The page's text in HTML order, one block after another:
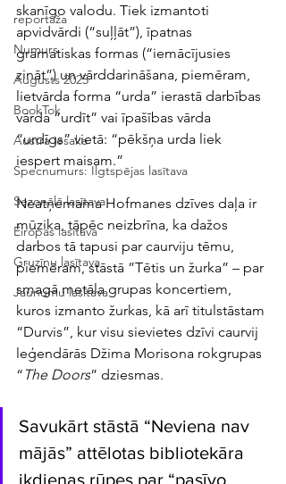
reportāža
Numurs
Augusts 2025
BookTok
Austra iesaka
Specnumurs: Ilgtspējas lasītava
Sezonālā lasītava
Eiropas lasītava
Gruzīnu lasītava
Jaunumu lasītava
skanīgo valodu. Tiek izmantoti
apvidvārdi (“suļļāt”), īpatnas
gramatiskas formas (“iemācījusies
zināt”) un vārddarināšana, piemēram,
lietvārda forma “urda” ierastā darbības
vārda “urdīt” vai īpašības vārda
“urdīgs” vietā: “pēkšņa urda liek
iespert maisam.”
Neatņemama Hofmanes dzīves daļa ir
mūzika, tāpēc neizbrīna, ka dažos
darbos tā tapusi par caurviju tēmu,
piemēram, stāstā ”Tētis un žurka” – par
smagā metāla grupas koncertiem,
kuros izmanto žurkas, kā arī titulstāstam
“Durvis”, kur visu sievietes dzīvi caurvij
leģendārās Džima Morisona rokgrupas
“ The Doors” dziesmas.
Savukārt stāstā “Neviena nav
mājās” attēlotas bibliotekāra
ikdienas rūpes par “pasīvo